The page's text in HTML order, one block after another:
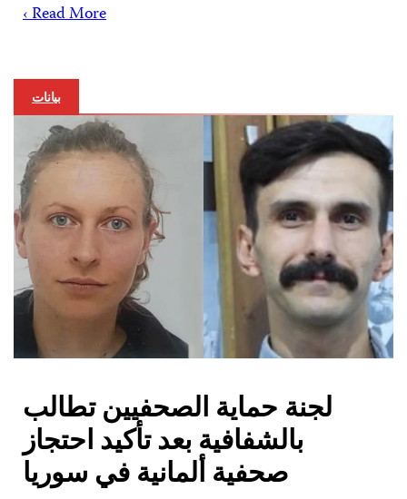
Read More ›
بيانات
لجنة حماية الصحفيين تطالب
بالشفافية بعد تأكيد احتجاز
صحفية ألمانية في سوريا